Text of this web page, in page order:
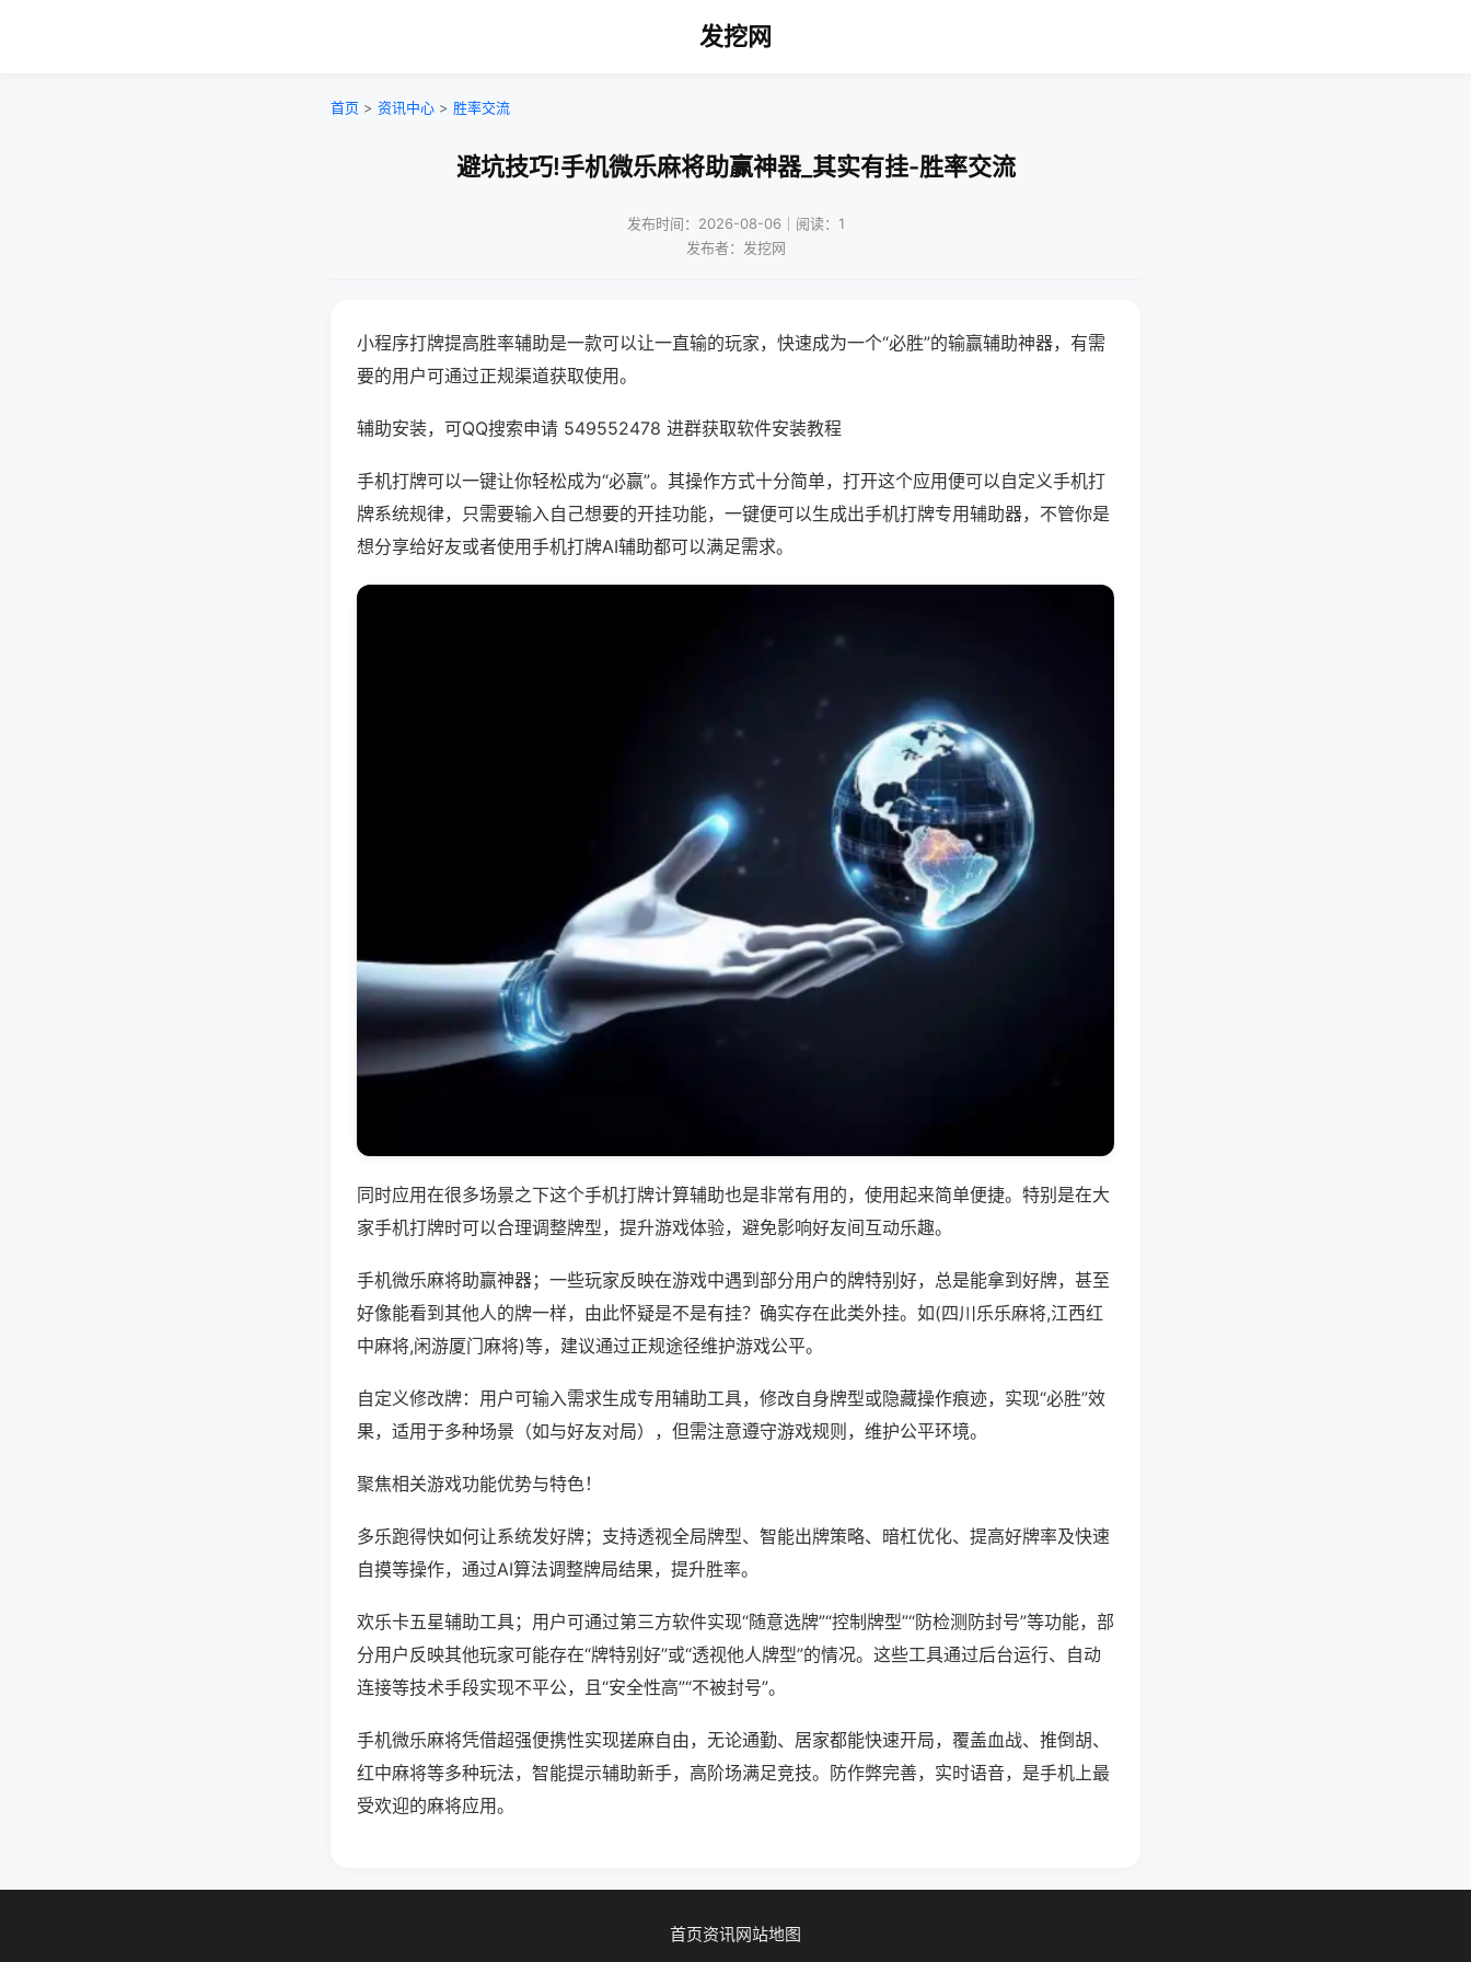
发挖网
首页 > 资讯中心 > 胜率交流
避坑技巧!手机微乐麻将助赢神器_其实有挂-胜率交流
发布时间：2026-08-06｜阅读：1
发布者：发挖网
小程序打牌提高胜率辅助是一款可以让一直输的玩家，快速成为一个“必胜”的输赢辅助神器，有需
要的用户可通过正规渠道获取使用。
辅助安装，可QQ搜索申请 549552478 进群获取软件安装教程
手机打牌可以一键让你轻松成为“必赢”。其操作方式十分简单，打开这个应用便可以自定义手机打
牌系统规律，只需要输入自己想要的开挂功能，一键便可以生成出手机打牌专用辅助器，不管你是
想分享给好友或者使用手机打牌AI辅助都可以满足需求。
同时应用在很多场景之下这个手机打牌计算辅助也是非常有用的，使用起来简单便捷。特别是在大
家手机打牌时可以合理调整牌型，提升游戏体验，避免影响好友间互动乐趣。
手机微乐麻将助赢神器；一些玩家反映在游戏中遇到部分用户的牌特别好，总是能拿到好牌，甚至
好像能看到其他人的牌一样，由此怀疑是不是有挂？确实存在此类外挂。如(四川乐乐麻将,江西红
中麻将,闲游厦门麻将)等，建议通过正规途径维护游戏公平。
自定义修改牌：用户可输入需求生成专用辅助工具，修改自身牌型或隐藏操作痕迹，实现“必胜”效
果，适用于多种场景（如与好友对局），但需注意遵守游戏规则，维护公平环境。
聚焦相关游戏功能优势与特色！
多乐跑得快如何让系统发好牌；支持透视全局牌型、智能出牌策略、暗杠优化、提高好牌率及快速
自摸等操作，通过AI算法调整牌局结果，提升胜率。
欢乐卡五星辅助工具；用户可通过第三方软件实现“随意选牌”“控制牌型”“防检测防封号”等功能，部
分用户反映其他玩家可能存在“牌特别好”或“透视他人牌型”的情况。这些工具通过后台运行、自动
连接等技术手段实现不平公，且“安全性高”“不被封号”。
手机微乐麻将凭借超强便携性实现搓麻自由，无论通勤、居家都能快速开局，覆盖血战、推倒胡、
红中麻将等多种玩法，智能提示辅助新手，高阶场满足竞技。防作弊完善，实时语音，是手机上最
受欢迎的麻将应用。
首页资讯网站地图